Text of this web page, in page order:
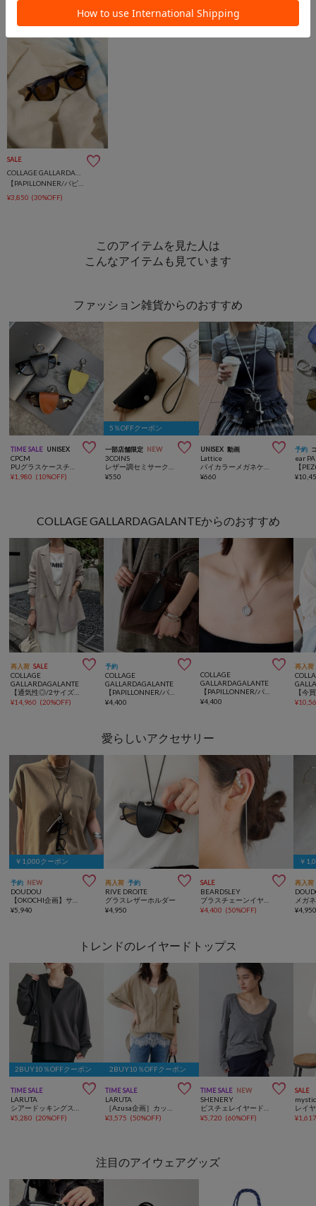
SALE
¥3,850 (30%OFF)
このアイテムを見た人は
こんなアイテムも見ています
ファッション雑貨からのおすすめ
TIME SALE UNISEX 
CPCM
PUグラスケースチャーム
¥1,980 (10%OFF)
5％OFFクーポン
一部店舗限定 NEW 
3COINS
レザー調セミサークルメガネホルダー
¥550
UNISEX 動画 
Lattice
バイカラーメガネケース
¥660
予約
ear
¥
COLLAGE GALLARDAGALANTEからのおすすめ
再入荷 SALE 
COLLAGE
GALLARDAGALANTE
¥14,960 (20%OFF)
予約 
COLLAGE
GALLARDAGALANTE
¥4,400

COLLAGE
GALLARDAGALANTE
【PAPILLONNER/パピヨネ】リバーシブルコインネックレス
¥4,400
再入荷
¥
愛らしいアクセサリー
￥1,000クーポン
予約 NEW 
DOUDOU
¥5,940
再入荷 予約 
RIVE DROITE
グラスレザーホルダー
¥4,950
SALE 
BEARDSLEY
¥4,400 (50%OFF)
￥
再入荷
¥
トレンドのレイヤードトップス
2BUY10％OFFクーポン
TIME SALE 
LARUTA
¥5,280 (20%OFF)
2BUY10％OFFクーポン
TIME SALE 
LARUTA
¥3,575 (50%OFF)
TIME SALE NEW 
SHENERY
¥5,720 (60%OFF)
SALE
mystic
¥
注目のアイウェアグッズ